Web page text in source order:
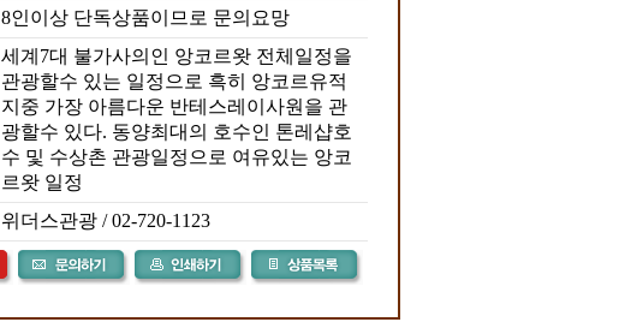
8인이상 단독상품이므로 문의요망
세계7대 불가사의인 앙코르왓 전체일정을
관광할수 있는 일정으로 흑히 앙코르유적
지중 가장 아름다운 반테스레이사원을 관
광할수 있다. 동양최대의 호수인 톤레샵호
수 및 수상촌 관광일정으로 여유있는 앙코
르왓 일정
위더스관광 / 02-720-1123